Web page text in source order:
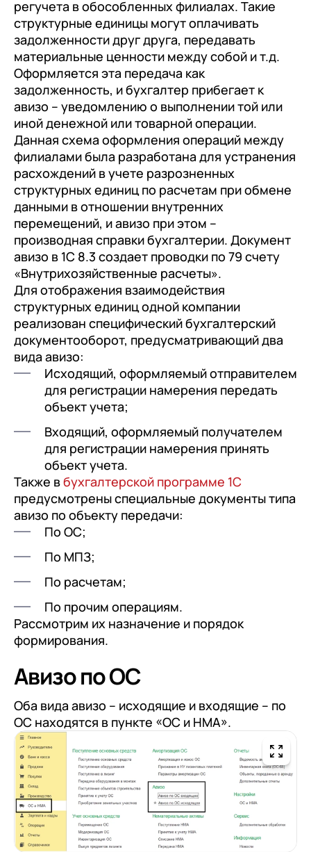
регучета в обособленных филиалах. Такие
структурные единицы могут оплачивать
задолженности друг друга, передавать
материальные ценности между собой и т.д.
Оформляется эта передача как
задолженность, и бухгалтер прибегает к
авизо – уведомлению о выполнении той или
иной денежной или товарной операции.
Данная схема оформления операций между
филиалами была разработана для устранения
расхождений в учете разрозненных
структурных единиц по расчетам при обмене
данными в отношении внутренних
перемещений, и авизо при этом –
производная справки бухгалтерии. Документ
авизо в 1С 8.3 создает проводки по 79 счету
«Внутрихозяйственные расчеты».
Для отображения взаимодействия
структурных единиц одной компании
реализован специфический бухгалтерский
документооборот, предусматривающий два
вида авизо:
Исходящий, оформляемый отправителем
для регистрации намерения передать
объект учета;
Входящий, оформляемый получателем
для регистрации намерения принять
объект учета.
Также вбухгалтерской программе 1С
предусмотрены специальные документы типа
авизо по объекту передачи:
По ОС;
По МПЗ;
По расчетам;
По прочим операциям.
Рассмотрим их назначение и порядок
формирования.
Авизо по ОС
Оба вида авизо – исходящие и входящие – по
ОС находятся в пункте «ОС и НМА».
Переход с Terrasoft CRM на 1С:CRM или
1С-Битрикс 24
документооборот (КЭДО)
1С:Кабинет сотрудника
Внутренний документооборот (СЭД)
1С:Документооборот 8
Управление финансами (FRP)
1С:Управление холдингом
WA:Финансист
Отраслевые решения
Легкая логистика
Бизнес-аналитика (BI)
1С:Аналитика
Управление взаимоотношениями
с клиентами (CRM)
1С:CRM
Лицензии 1С
Сервисы 1С
1С:Контрагент
1С-Отчетность
1С:Фреш
Доки 1С
Прочие отрасли
Контакты
Релокация
Грейды
Истории успеха
Отзывы сотрудников